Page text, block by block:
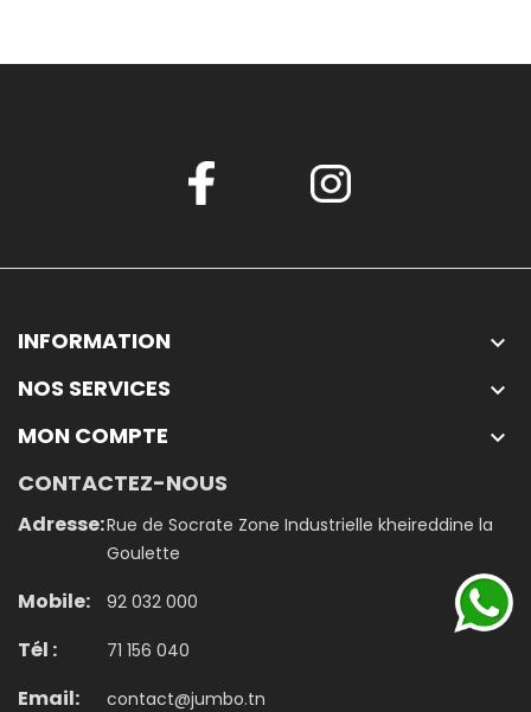
INFORMATION 
NOS SERVICES 
MON COMPTE 
CONTACTEZ-NOUS
Adresse:Rue de Socrate Zone Industrielle kheireddine la
Goulette
Mobile: 92 032 000
Tél : 71 156 040
Email: contact@jumbo.tn